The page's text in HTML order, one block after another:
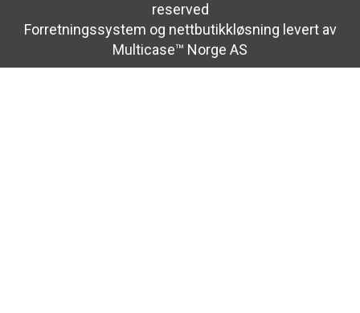
reserved
Forretningssystem og nettbutikkløsning levert av
Multicase™ Norge AS